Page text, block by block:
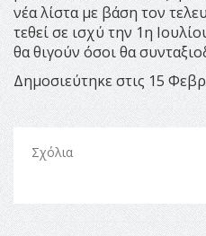
νέα λίστα µε βάση τον
τεθεί σε ισχύ την 1η
θα θιγούν όσοι θα
Δημοσιεύτηκε στις 15
Σχόλια